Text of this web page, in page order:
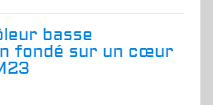
basse
fondé sur un cœur